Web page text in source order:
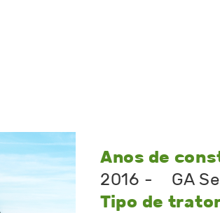
Anos de
2016 - GA
Tipo de